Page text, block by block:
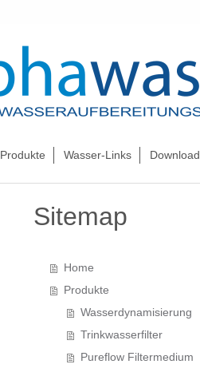
Produkte Wasser-Links Download
Sitemap
Home
Produkte
Wasserdynamisierung
Trinkwasserfilter
Pureflow Filtermedium